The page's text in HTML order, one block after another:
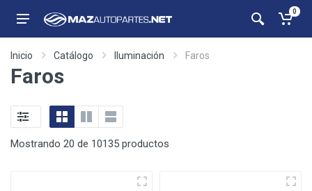
0
Inicio Catálogo Iluminación Faros
Faros
Mostrando 20 de 10135 productos